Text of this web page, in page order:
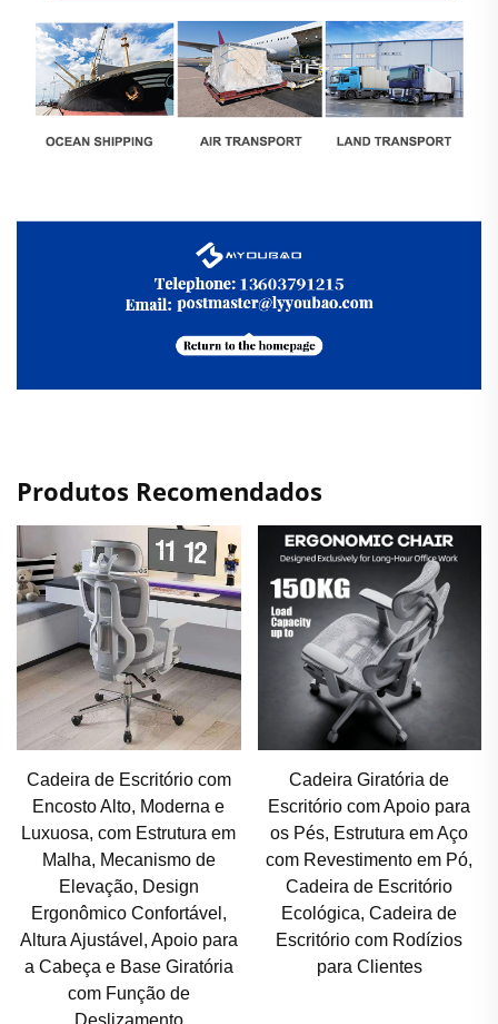
Produtos Recomendados
Cadeira Giratória de
Escritório com Apoio para
os Pés, Estrutura em Aço
com Revestimento em Pó,
Cadeira de Escritório
Ecológica, Cadeira de
Escritório com Rodízios
para Clientes
Cadeira de Escritório
Ergonômica Ampliada, com
Capacidade de Carga de
150 kg, Assento Amplo,
Cadeira para Computador
com Altura Ajustável e
Inclinação de 145° para
Pessoas Altas